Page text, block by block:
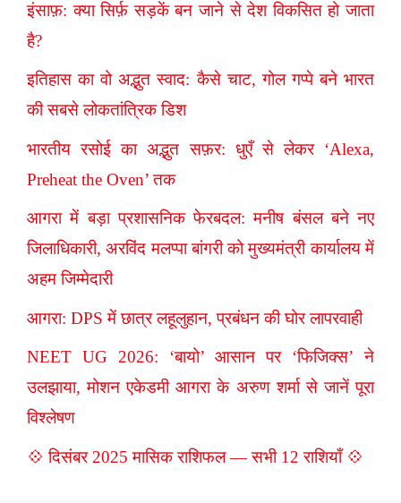
इंसाफ़: क्या सिर्फ़ सड़कें बन जाने से देश विकसित हो जाता
है?
इतिहास का वो अद्भुत स्वाद: कैसे चाट, गोल गप्पे बने भारत
की सबसे लोकतांत्रिक डिश
भारतीय रसोई का अद्भुत सफ़र: धुएँ से लेकर ‘Alexa,
Preheat the Oven’ तक
आगरा में बड़ा प्रशासनिक फेरबदल: मनीष बंसल बने नए
जिलाधिकारी, अरविंद मलप्पा बांगरी को मुख्यमंत्री कार्यालय में
अहम जिम्मेदारी
आगरा: DPS में छात्र लहूलुहान, प्रबंधन की घोर लापरवाही
NEET UG 2026: ‘बायो’ आसान पर ‘फिजिक्स’ ने
उलझाया, मोशन एकेडमी आगरा के अरुण शर्मा से जानें पूरा
विश्लेषण
💠 दिसंबर 2025 मासिक राशिफल — सभी 12 राशियाँ 💠